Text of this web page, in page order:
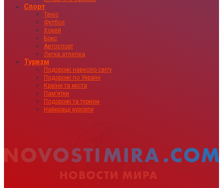
Спорт
Теніс
Футбол
Хокей
Бокс
Автоспорт
Легка атлетіка
Туризм
Подорожі навколо світу
Подорожі по Україні
Країни та міста
Пам’ятки
Подорожі та туризм
Найкращі курорти